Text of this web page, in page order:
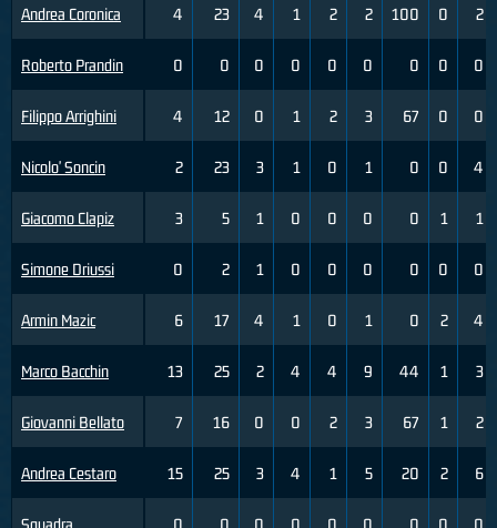
Andrea Coronica
Roberto Prandin
Filippo Arrighini
Nicolo' Soncin
Giacomo Clapiz
Simone Driussi
Armin Mazic
Marco Bacchin
Giovanni Bellato
Andrea Cestaro
4 23 4 1 2 2 100 0 2
0 0 0 0 0 0 0 0 0
4 12 0 1 2 3 67 0 0
2 23 3 1 0 1 0 0 4
3 5 1 0 0 0 0 1 1
0 2 1 0 0 0 0 0 0
6 17 4 1 0 1 0 2 4
13 25 2 4 4 9 44 1 3
7 16 0 0 2 3 67 1 2
15 25 3 4 1 5 20 2 6